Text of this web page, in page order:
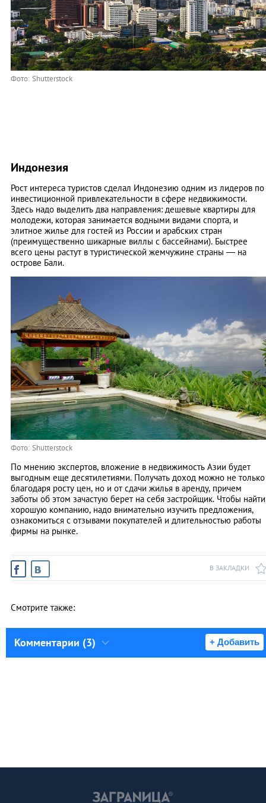
Фото: Shutterstock
Индонезия
Рост интереса туристов сделал Индонезию одним из лидеров по
инвестиционной привлекательности в сфере недвижимости.
Здесь надо выделить два направления: дешевые квартиры для
молодежи, которая занимается водными видами спорта, и
элитное жилье для гостей из России и арабских стран
(преимущественно шикарные виллы с бассейнами). Быстрее
всего цены растут в туристической жемчужине страны — на
острове Бали.
Фото: Shutterstock
По мнению экспертов, вложение в недвижимость Азии будет
выгодным еще десятилетиями. Получать доход можно не только
благодаря росту цен, но и от сдачи жилья в аренду, причем
заботы об этом зачастую берет на себя застройщик. Чтобы найти
хорошую компанию, надо внимательно изучить предложения,
ознакомиться с отзывами покупателей и длительностью работы
фирмы на рынке.
В ЗАКЛАДКИ
Смотрите также:
Комментарии (3) + Добавить